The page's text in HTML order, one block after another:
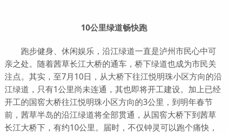
10公里绿道畅快跑
跑步健身、休闲娱乐，沿江绿道一直是泸州市民心中可
亲之处。随着茜草长江大桥的通车，桥下绿道也成为市民关
注点。其实，至7月10日，从大桥下往江悦明珠小区方向的沿
江绿道，只有1公里尚未连通，其也即将开工建设。加上已经
开工的国窖大桥往江悦明珠小区方向的3公里，到明年春节
前，茜草半岛的沿江绿道将全部贯通，从国窖大桥下到茜草
长江大桥下，有约10公里。届时，不仅钟灵可以跑个痛快，